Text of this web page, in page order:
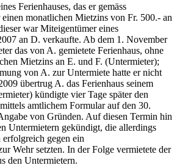
Ferienhauses, das er gemäss
monatlichen Mietzins von Fr. 500.- an
war Miteigentümer eines
an D. verkaufte. Ab dem 1. November
das von A. gemietete Ferienhaus, ohne
Mietzins an E. und F. (Untermieter);
von A. zur Untermiete hatte er nicht
übertrug A. das Ferienhaus seinem
kündigte vier Tage später den
amtlichem Formular auf den 30.
von Gründen. Auf diesen Termin hin
Untermietern gekündigt, die allerdings
gegen ein
Wehr setzten. In der Folge vermietete der
den Untermietern.